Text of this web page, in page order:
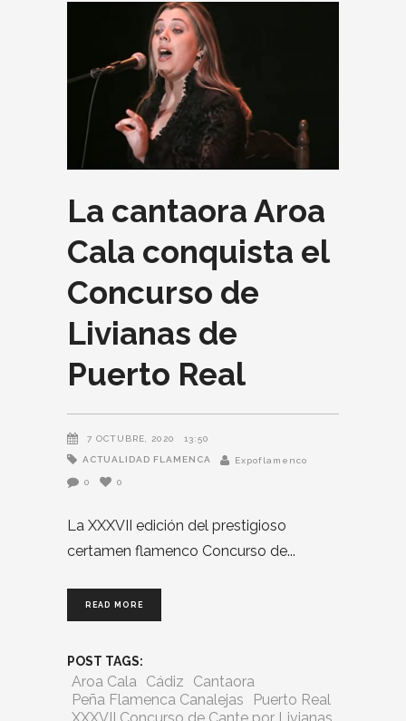
La cantaora Aroa
Cala conquista el
Concurso de
Livianas de
Puerto Real
7 OCTUBRE, 2020 13:50
ACTUALIDAD FLAMENCA Expoflamenco
0 0
La XXXVII edición del prestigioso
certamen flamenco Concurso de
READ MORE
POST TAGS:
Aroa Cala Cádiz
Cantaora
Peña Flamenca Canalejas
Puerto Real